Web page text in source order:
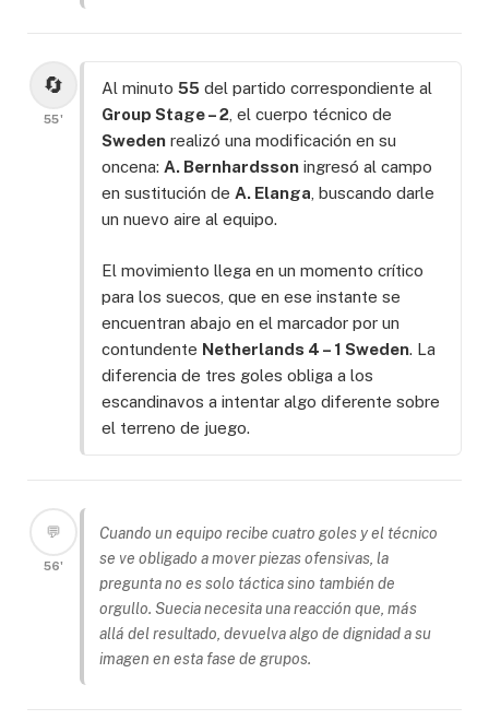
🔄
55'
Al minuto 55 del partido correspondiente al
Group Stage – 2 , el cuerpo técnico de
Sweden realizó una modificación en su
oncena: A. Bernhardsson ingresó al campo
en sustitución de A. Elanga , buscando darle
un nuevo aire al equipo.
El movimiento llega en un momento crítico
para los suecos, que en ese instante se
encuentran abajo en el marcador por un
contundente Netherlands 4 – 1 Sweden. La
diferencia de tres goles obliga a los
escandinavos a intentar algo diferente sobre
el terreno de juego.
💬
56'
Cuando un equipo recibe cuatro goles y el técnico
se ve obligado a mover piezas ofensivas, la
pregunta no es solo táctica sino también de
orgullo. Suecia necesita una reacción que, más
allá del resultado, devuelva algo de dignidad a su
imagen en esta fase de grupos.